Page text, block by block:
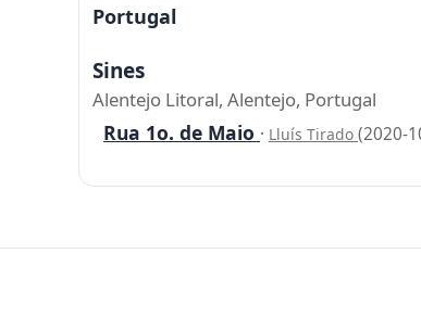
Portugal
Sines
Alentejo Litoral, Alentejo, Portugal
Rua 1o. de Maio · Lluís Tirado (2020-